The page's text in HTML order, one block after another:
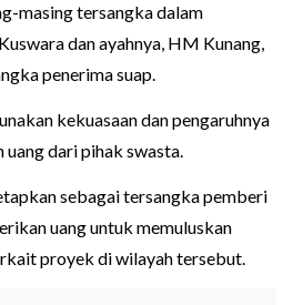
masing tersangka dalam
dan ayahnya, HM Kunang,
penerima suap.
kekuasaan dan pengaruhnya
uang dari pihak swasta.
sebagai tersangka pemberi
uang untuk memuluskan
proyek di wilayah tersebut.